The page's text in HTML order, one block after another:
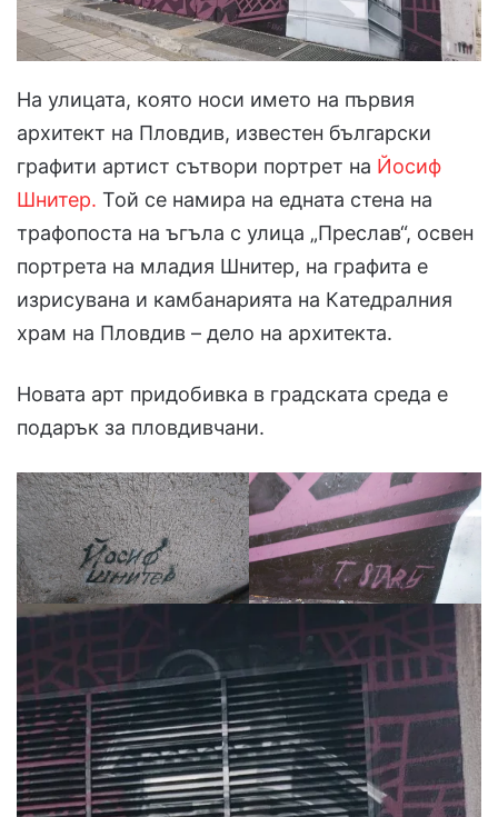
На улицата, която носи името на първия
архитект на Пловдив, известен български
графити артист сътвори портрет на Йосиф
Шнитер. Той се намира на едната стена на
трафопоста на ъгъла с улица „Преслав“, освен
портрета на младия Шнитер, на графита е
изрисувана и камбанарията на Катедралния
храм на Пловдив – дело на архитекта.
Новата арт придобивка в градската среда е
подарък за пловдивчани.